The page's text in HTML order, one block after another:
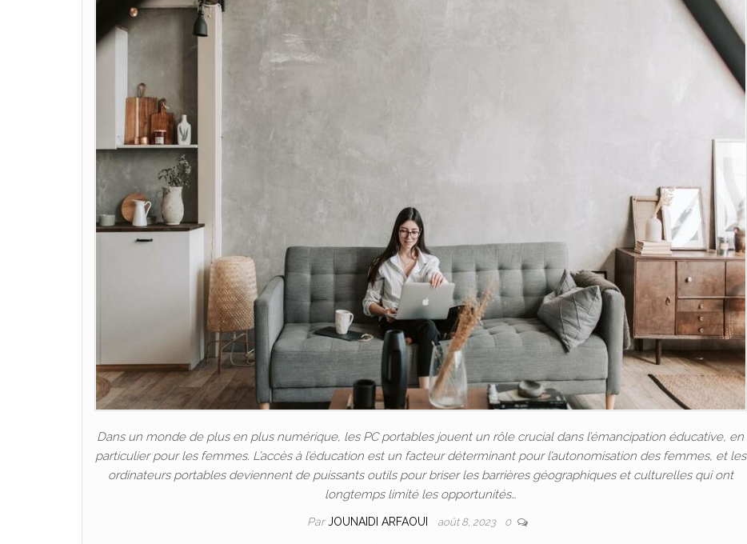
Dans un monde de plus en plus numérique, les PC portables jouent un rôle crucial dans l’émancipation éducative, en
particulier pour les femmes. L’accès à l’éducation est un facteur déterminant pour l’autonomisation des femmes, et les
ordinateurs portables deviennent de puissants outils pour briser les barrières géographiques et culturelles qui ont
longtemps limité les opportunités…
ParJOUNAIDI ARFAOUI août 8, 2023 0